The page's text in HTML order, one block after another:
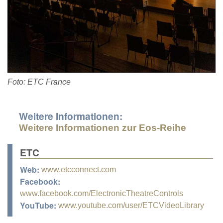
Foto: ETC France
Weitere Informationen:
Weitere Informationen zur Eos-Reihe
ETC
Web: www.etcconnect.com
Facebook:
www.facebook.com/ElectronicTheatreControls
YouTube: www.youtube.com/user/ETCVideoLibrary